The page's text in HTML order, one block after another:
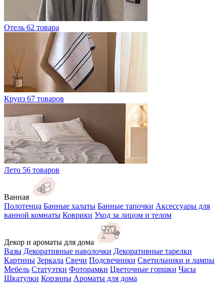
Отель 62 товара
Круиз 67 товаров
Лето 56 товаров
Ванная
Полотенца Банные халаты Банные тапочки Аксессуары для
ванной комнаты Коврики Уход за лицом и телом
Декор и ароматы для дома
Вазы Декоративные наволочки Декоративные тарелки
Картины Зеркала Свечи Подсвечники Светильники и лампы
Мебель Статуэтки Фоторамки Цветочные горшки Часы
Шкатулки Корзины Ароматы для дома